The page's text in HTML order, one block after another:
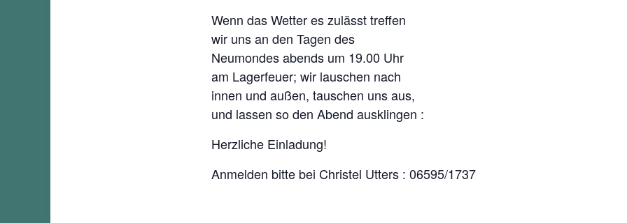
Wenn das Wetter es zulässt treffen
wir uns an den Tagen des
Neumondes abends um 19.00 Uhr
am Lagerfeuer; wir lauschen nach
innen und außen, tauschen uns aus,
und lassen so den Abend ausklingen :
Herzliche Einladung!
Anmelden bitte bei Christel Utters : 06595/1737